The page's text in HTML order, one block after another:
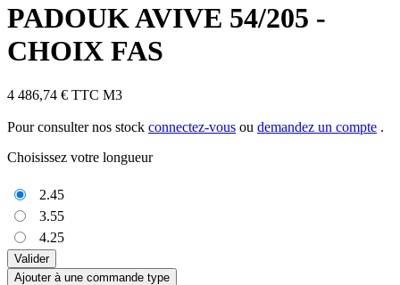
PADOUK AVIVE 54/205 -
CHOIX FAS
4 486,74 € TTC M3
Pour consulter nos stock connectez-vous ou demandez un compte .
Choisissez votre longueur
2.45
3.55
4.25
Valider
Ajouter à une commande type